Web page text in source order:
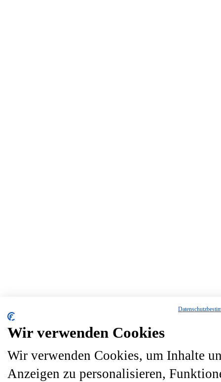
Wir verwenden Cookies
Wir verwenden Cookies, um Inhalte
Anzeigen zu personalisieren,